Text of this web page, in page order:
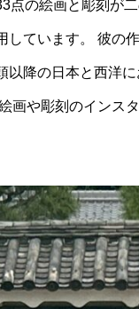
の絵画と彫刻が
ています。 彼の
降の日本と西洋
画や彫刻のインス